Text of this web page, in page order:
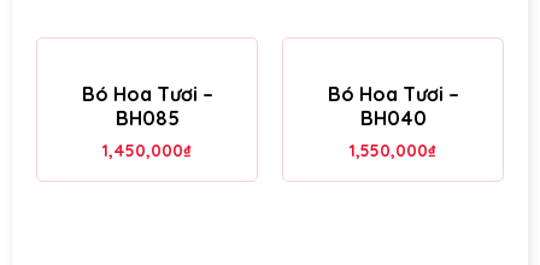
Bó Hoa Tươi –
BH085
1,450,000₫
Bó Hoa Tươi –
BH040
1,550,000₫